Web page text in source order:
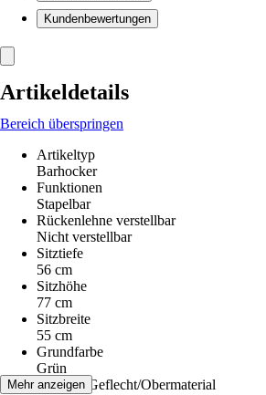
Kundenbewertungen
Artikeldetails
Bereich überspringen
Artikeltyp
Barhocker
Funktionen
Stapelbar
Rückenlehne verstellbar
Nicht verstellbar
Sitztiefe
56 cm
Sitzhöhe
77 cm
Sitzbreite
55 cm
Grundfarbe
Grün
Material Geflecht/Obermaterial
Mehr anzeigen